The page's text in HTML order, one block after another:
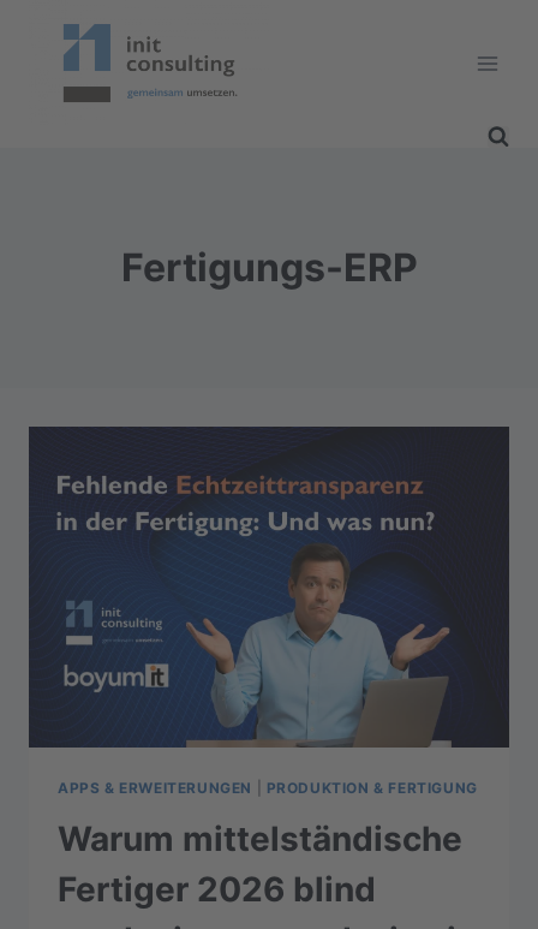
Fertigungs-ERP
APPS & ERWEITERUNGEN PRODUKTION & FERTIGUNG
Warum mittelständische
Fertiger 2026 blind